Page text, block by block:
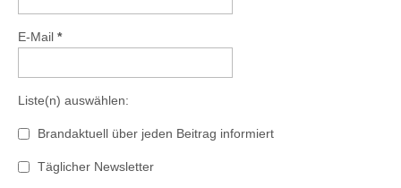
E-Mail *
Liste(n) auswählen:
Brandaktuell über jeden Beitrag informiert
Täglicher Newsletter